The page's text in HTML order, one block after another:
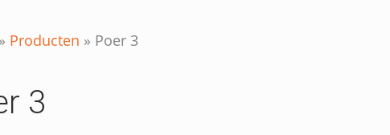
Producten » Poer 3
3